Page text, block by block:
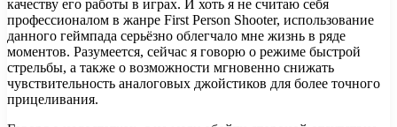
качеству его работы в играх. И хоть я не считаю себя
профессионалом в жанре First Person Shooter, использование
данного геймпада серьёзно облегчало мне жизнь в ряде
моментов. Разумеется, сейчас я говорю о режиме быстрой
стрельбы, а также о возможности мгновенно снижать
чувствительность аналоговых джойстиков для более точного
прицеливания.